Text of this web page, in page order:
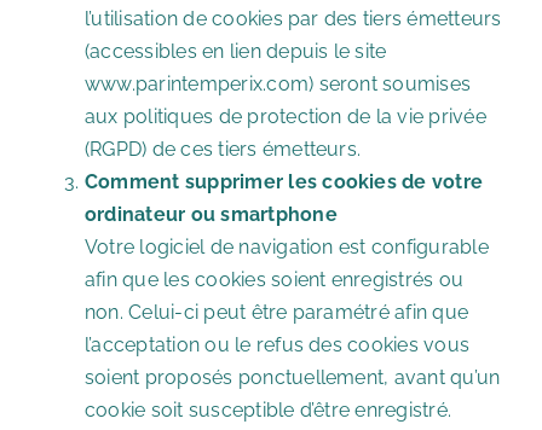
l’utilisation de cookies par des tiers émetteurs
(accessibles en lien depuis le site
www.parintemperix.com) seront soumises
aux politiques de protection de la vie privée
(RGPD) de ces tiers émetteurs.
Comment supprimer les cookies de votre
ordinateur ou smartphone
Votre logiciel de navigation est configurable
afin que les cookies soient enregistrés ou
non. Celui-ci peut être paramétré afin que
l’acceptation ou le refus des cookies vous
soient proposés ponctuellement, avant qu’un
cookie soit susceptible d’être enregistré.